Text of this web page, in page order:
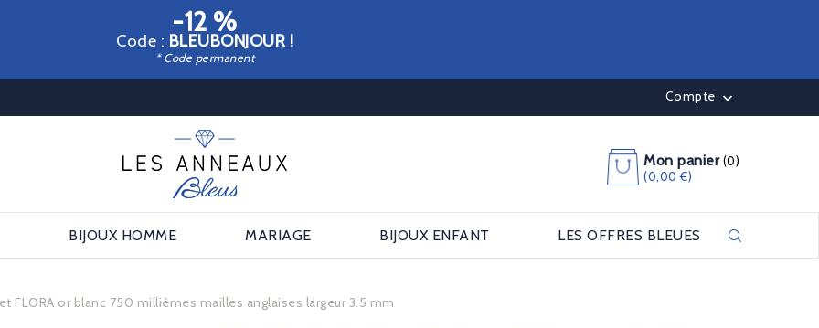
-12 %
Code : BLEUBONJOUR !
* Code permanent
Compte 
Mon panier (0)
(0,00 €)
BIJOUX HOMME MARIAGE BIJOUX ENFANT LES OFFRES BLEUES
FLORA or blanc 750 millièmes mailles anglaises largeur 3.5 mm